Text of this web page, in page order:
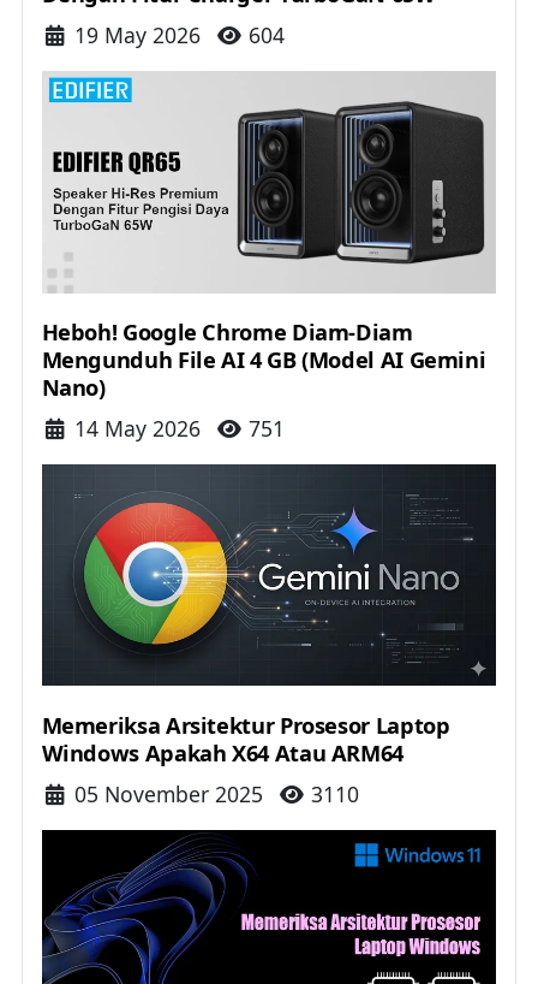
Details
19 May 2026 604
Heboh! Google Chrome Diam-Diam
Mengunduh File AI 4 GB (Model AI Gemini
Nano)
Details
14 May 2026 751
Memeriksa Arsitektur Prosesor Laptop
Windows Apakah X64 Atau ARM64
Details
05 November 2025 3110